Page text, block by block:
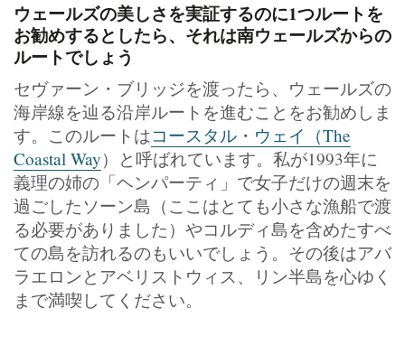
ウェールズの美しさを実証するのに1つルートを
お勧めするとしたら、それは南ウェールズからの
ルートでしょう
セヴァーン・ブリッジを渡ったら、ウェールズの
海岸線を辿る沿岸ルートを進むことをお勧めしま
す。このルートはコースタル・ウェイ（The
Coastal Way）と呼ばれています。私が1993年に
義理の姉の「ヘンパーティ」で女子だけの週末を
過ごしたソーン島（ここはとても小さな漁船で渡
る必要がありました）やコルディ島を含めたすべ
ての島を訪れるのもいいでしょう。その後はアバ
ラエロンとアベリストウィス、リン半島を心ゆく
まで満喫してください。